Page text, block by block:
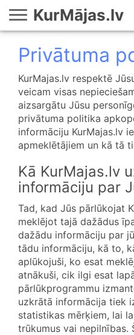
KurMājas.lv
Privātuma
KurMajas.lv respektē
veicam visas
aizsargātu Jūsu
privātuma politika
informāciju KurMajas.lv
apmeklētājiem un kā tā
Kā KurMajas.lv
informāciju par
Tad, kad Jūs pārlūkojat
meklējot tajā dažādus
dažādu informāciju par
tādu informāciju, kā to,
aplūkojuši, ko esat
atnākuši, cik ilgi esat
pārlūkprogrammu
uzkrātā informācija tiek
statistikas mērķiem, lai
trūkumus vai nepilnības.